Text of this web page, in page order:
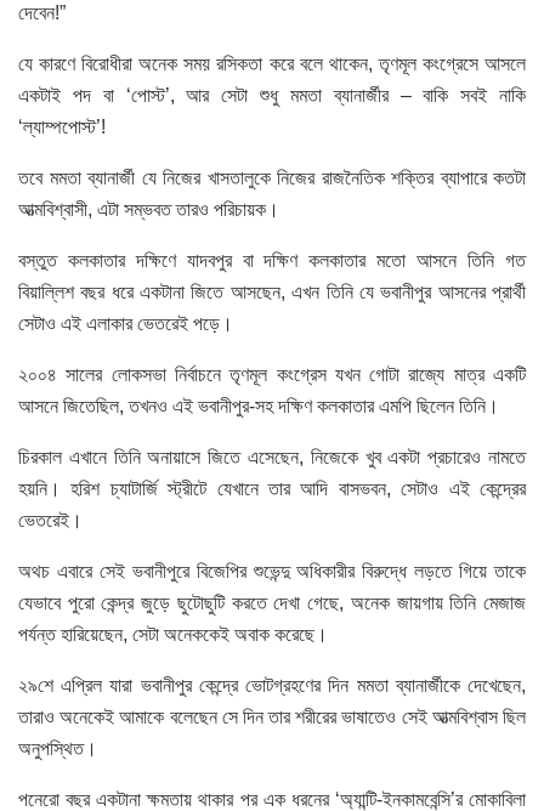
দেবেন!”
যে কারণে বিরোধীরা অনেক সময় রসিকতা করে বলে থাকেন, তৃণমূল কংগ্রেসে আসলে
একটাই পদ বা ‘পোস্ট’, আর সেটা শুধু মমতা ব্যানার্জীর – বাকি সবই নাকি
‘ল্যাম্পপোস্ট’!
তবে মমতা ব্যানার্জী যে নিজের খাসতালুকে নিজের রাজনৈতিক শক্তির ব্যাপারে কতটা
আত্মবিশ্বাসী, এটা সম্ভবত তারও পরিচায়ক।
বস্তুত কলকাতার দক্ষিণে যাদবপুর বা দক্ষিণ কলকাতার মতো আসনে তিনি গত
বিয়াল্লিশ বছর ধরে একটানা জিতে আসছেন, এখন তিনি যে ভবানীপুর আসনের প্রার্থী
সেটাও এই এলাকার ভেতরেই পড়ে।
২০০৪ সালের লোকসভা নির্বাচনে তৃণমূল কংগ্রেস যখন গোটা রাজ্যে মাত্র একটি
আসনে জিতেছিল, তখনও এই ভবানীপুর-সহ দক্ষিণ কলকাতার এমপি ছিলেন তিনি।
চিরকাল এখানে তিনি অনায়াসে জিতে এসেছেন, নিজেকে খুব একটা প্রচারেও নামতে
হয়নি। হরিশ চ্যাটার্জি স্ট্রীটে যেখানে তার আদি বাসভবন, সেটাও এই কেন্দ্রের
ভেতরেই।
অথচ এবারে সেই ভবানীপুরে বিজেপির শুভেন্দু অধিকারীর বিরুদ্ধে লড়তে গিয়ে তাকে
যেভাবে পুরো কেন্দ্র জুড়ে ছুটোছুটি করতে দেখা গেছে, অনেক জায়গায় তিনি মেজাজ
পর্যন্ত হারিয়েছেন, সেটা অনেককেই অবাক করেছে।
২৯শে এপ্রিল যারা ভবানীপুর কেন্দ্রে ভোটগ্রহণের দিন মমতা ব্যানার্জীকে দেখেছেন,
তারাও অনেকেই আমাকে বলেছেন সে দিন তার শরীরের ভাষাতেও সেই আত্মবিশ্বাস ছিল
অনুপস্থিত।
পনেরো বছর একটানা ক্ষমতায় থাকার পর এক ধরনের ‘অ্যান্টি-ইনকামবেন্সি’র মোকাবিলা